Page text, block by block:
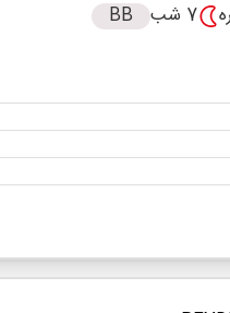
7 شب BB